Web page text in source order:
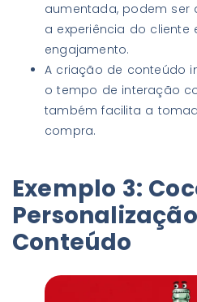
aumentada, podem
a experiência do cliente
engajamento.
A criação de conteúdo
o tempo de interação
também facilita a
compra.
Exemplo 3:
Conteúdo